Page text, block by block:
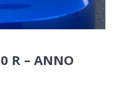
R – ANNO